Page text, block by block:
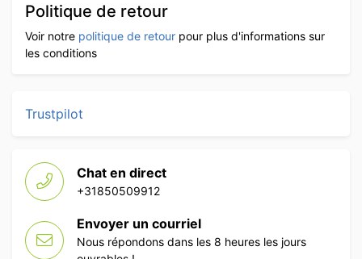
Politique de retour
Voir notre politique de retour pour plus d'informations sur
les conditions
Trustpilot
Chat en direct
+31850509912
Envoyer un courriel
Nous répondons dans les 8 heures les jours